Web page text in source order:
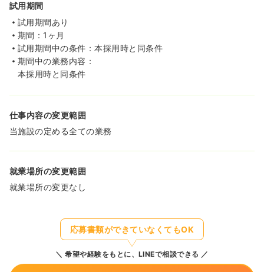
試用期間
試用期間あり
期間：1ヶ月
試用期間中の条件：本採用時と同条件
期間中の業務内容：
本採用時と同条件
仕事内容の変更範囲
当施設の定める全ての業務
就業場所の変更範囲
就業場所の変更なし
応募書類ができていなくてもOK
希望や経験をもとに、LINEで相談できる